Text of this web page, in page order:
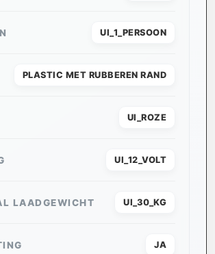
UI_1_PERSOON
PLASTIC MET RUBBEREN RAND
UI_ROZE
UI_12_VOLT
LAADGEWICHT UI_30_KG
JA